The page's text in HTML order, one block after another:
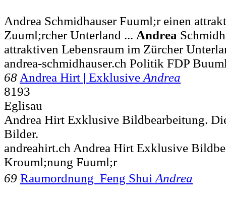
Andrea Schmidhauser Fuuml;r einen
Zuuml;rcher Unterland ... Andrea
attraktiven Lebensraum im Zürcher
andrea-schmidhauser.ch Politik FDP
68 Andrea Hirt | Exklusive Andrea
8193
Eglisau
Andrea Hirt Exklusive Bildbearbeitung.
Bilder.
andreahirt.ch Andrea Hirt Exklusive
Krouml;nung Fuuml;r
69 Raumordnung  Feng Shui Andrea